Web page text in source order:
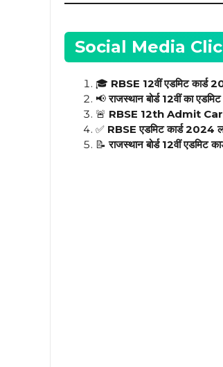
Social Media
🎓 RBSE 12वीं एडमिट कार्ड
📢राजस्थान बोर्ड 12वीं का
🚨 RBSE 12th Admit
✅ RBSE एडमिट कार्ड 2024
📝राजस्थान बोर्ड 12वीं एडमिट